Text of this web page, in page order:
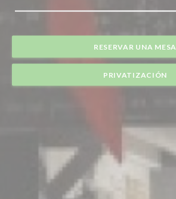
RESERVAR UNA MESA
PRIVATIZACIÓN